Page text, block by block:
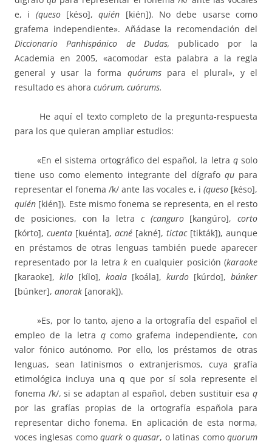
e, i (queso[késo],quién [kién]). No debe usarse como
grafema independiente». Añádase la recomendación del
Diccionario Panhispánico de Dudas, publicado por la
Academia en 2005, «acomodar esta palabra a la regla
general y usar la forma quórumspara el plural», y el
resultado es ahora cuórum, cuórums.
He aquí el texto completo de la pregunta-respuesta
para los que quieran ampliar estudios:
«En el sistema ortográfico del español, la letra qsolo
tiene uso como elemento integrante del dígrafo qupara
representar el fonema /k/ ante las vocales e, i (queso[késo],
quién [kién]). Este mismo fonema se representa, en el resto
de posiciones, con la letra c (canguro[kangúro], corto
[kórto], cuenta [kuénta], acné [akné], tictac[tikták]), aunque
en préstamos de otras lenguas también puede aparecer
representado por la letra k en cualquier posición (karaoke
[karaoke], kilo [kílo], koala [koála], kurdo [kúrdo], búnker
[búnker], anorak [anorak]).
»Es, por lo tanto, ajeno a la ortografía del español el
empleo de la letra qcomo grafema independiente, con
valor fónico autónomo. Por ello, los préstamos de otras
lenguas, sean latinismos o extranjerismos, cuya grafía
etimológica incluya una q que por sí sola represente el
fonema /k/, si se adaptan al español, deben sustituir esa q
por las grafías propias de la ortografía española para
representar dicho fonema. En aplicación de esta norma,
voces inglesas comoquark oquasar, o latinas comoquorum